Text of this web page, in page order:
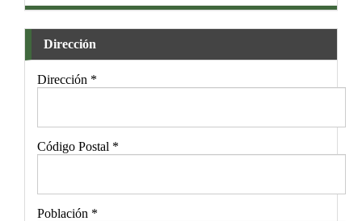
Dirección
Dirección *
Código Postal *
Población *